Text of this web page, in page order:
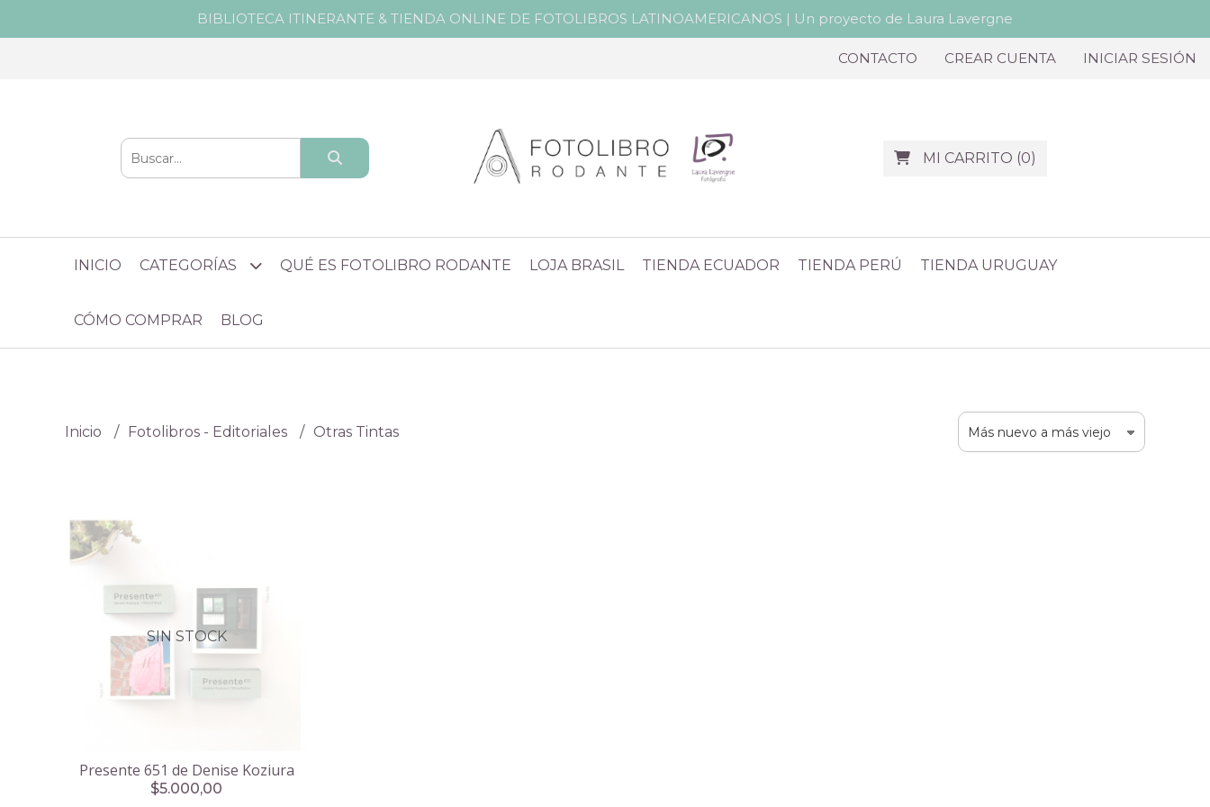
BIBLIOTECA ITINERANTE & TIENDA ONLINE DE FOTOLIBROS LATINOAMERICANOS | Un proyecto de Laura Lavergne
CONTACTO CREAR CUENTA INICIAR SESIÓN
MI CARRITO (0)
INICIO CATEGORÍAS QUÉ ES FOTOLIBRO RODANTE LOJA BRASIL TIENDA ECUADOR TIENDA PERÚ TIENDA URUGUAY
CÓMO COMPRAR BLOG
Inicio Fotolibros - Editoriales Otras Tintas
SIN STOCK
Presente 651 de Denise Koziura
$5.000,00